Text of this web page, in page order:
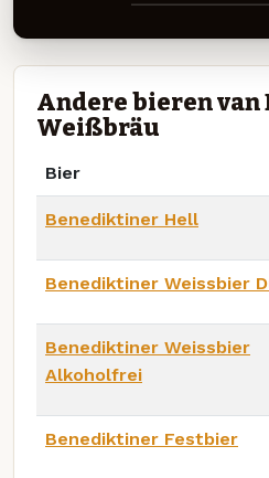
Andere bieren
Weißbräu
Bier
Benediktiner Hell
Benediktiner Weissbier
Benediktiner Weissbier
Alkoholfrei
Benediktiner Festbier